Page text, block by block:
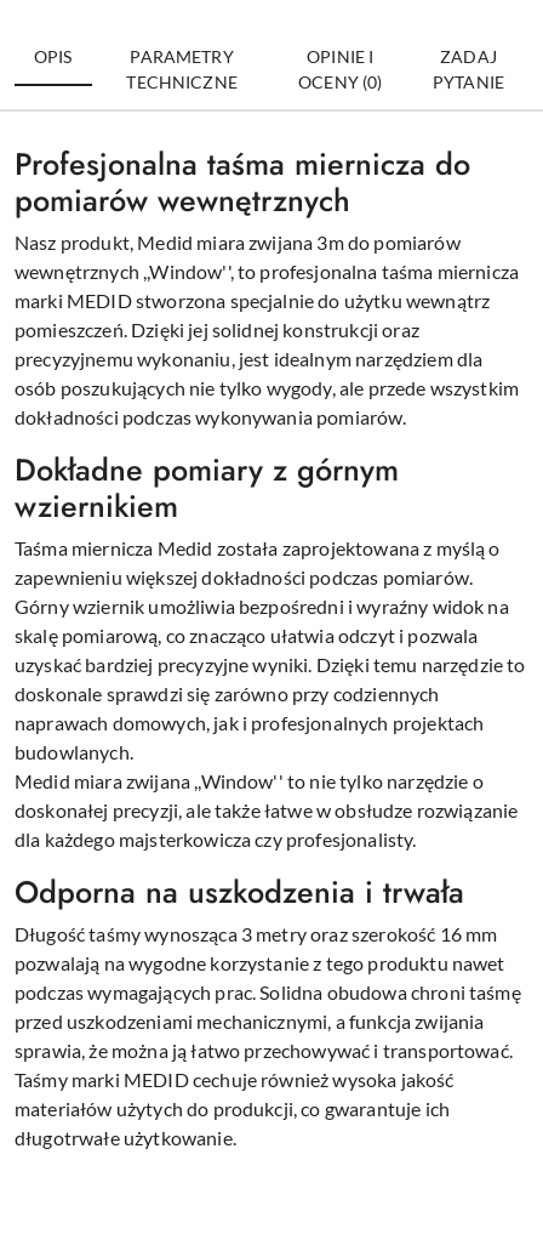
OPIS
PARAMETRY
TECHNICZNE
OPINIE I
OCENY (0)
ZADAJ
PYTANIE
Profesjonalna taśma miernicza do
pomiarów wewnętrznych
Nasz produkt, Medid miara zwijana 3m do pomiarów
wewnętrznych ,,Window'', to profesjonalna taśma miernicza
marki MEDID stworzona specjalnie do użytku wewnątrz
pomieszczeń. Dzięki jej solidnej konstrukcji oraz
precyzyjnemu wykonaniu, jest idealnym narzędziem dla
osób poszukujących nie tylko wygody, ale przede wszystkim
dokładności podczas wykonywania pomiarów.
Dokładne pomiary z górnym
wziernikiem
Taśma miernicza Medid została zaprojektowana z myślą o
zapewnieniu większej dokładności podczas pomiarów.
Górny wziernik umożliwia bezpośredni i wyraźny widok na
skalę pomiarową, co znacząco ułatwia odczyt i pozwala
uzyskać bardziej precyzyjne wyniki. Dzięki temu narzędzie to
doskonale sprawdzi się zarówno przy codziennych
naprawach domowych, jak i profesjonalnych projektach
budowlanych.
Medid miara zwijana ,,Window'' to nie tylko narzędzie o
doskonałej precyzji, ale także łatwe w obsłudze rozwiązanie
dla każdego majsterkowicza czy profesjonalisty.
Odporna na uszkodzenia i trwała
Długość taśmy wynosząca 3 metry oraz szerokość 16 mm
pozwalają na wygodne korzystanie z tego produktu nawet
podczas wymagających prac. Solidna obudowa chroni taśmę
przed uszkodzeniami mechanicznymi, a funkcja zwijania
sprawia, że można ją łatwo przechowywać i transportować.
Taśmy marki MEDID cechuje również wysoka jakość
materiałów użytych do produkcji, co gwarantuje ich
długotrwałe użytkowanie.